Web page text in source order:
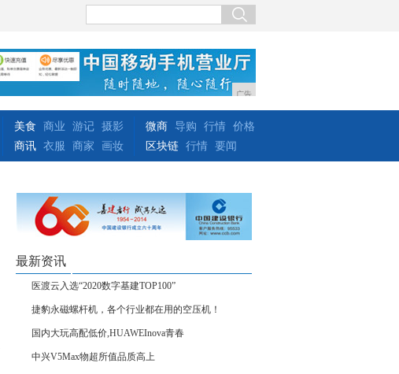
广告
美食 商业 游记 摄影
商讯 衣服 商家 画妆
微商 导购 行情 价格
区块链 行情 要闻
最新资讯
医渡云入选“2020数字基建TOP100”
捷豹永磁螺杆机，各个行业都在用的空压机！
国内大玩高配低价,HUAWEInova青春
中兴V5Max物超所值品质高上